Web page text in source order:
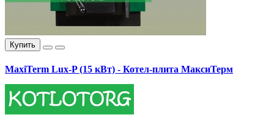
Купить
MaxiTerm Lux-P (15 кВт) - Котел-плита МаксиТерм
17400.00 грн.